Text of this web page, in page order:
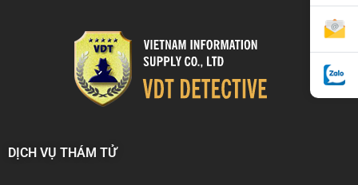
DỊCH VỤ THÁM TỬ